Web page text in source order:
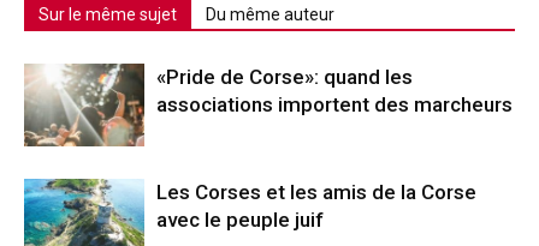
Sur le même sujet Du même auteur
«Pride de Corse»: quand les
associations importent des marcheurs
Les Corses et les amis de la Corse
avec le peuple juif